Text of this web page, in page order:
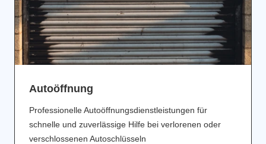
Аutoöffnung
Professionelle Autoöffnungsdienstleistungen für
schnelle und zuverlässige Hilfe bei verlorenen oder
verschlossenen Autoschlüsseln